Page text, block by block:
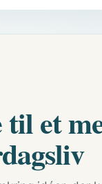
til et